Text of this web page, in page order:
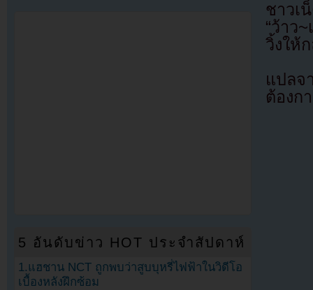
ชาวเ
“ว้าว
วิ้งให้
แปล
ต้องก
5 อันดับข่าว HOT ประจำสัปดาห์
1.แฮชาน NCT ถูกพบว่าสูบบุหรี่ไฟฟ้าในวิดีโอ
เบื้องหลังฝึกซ้อม